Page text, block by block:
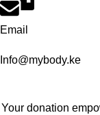
Email
Info@mybody.ke
Your donation